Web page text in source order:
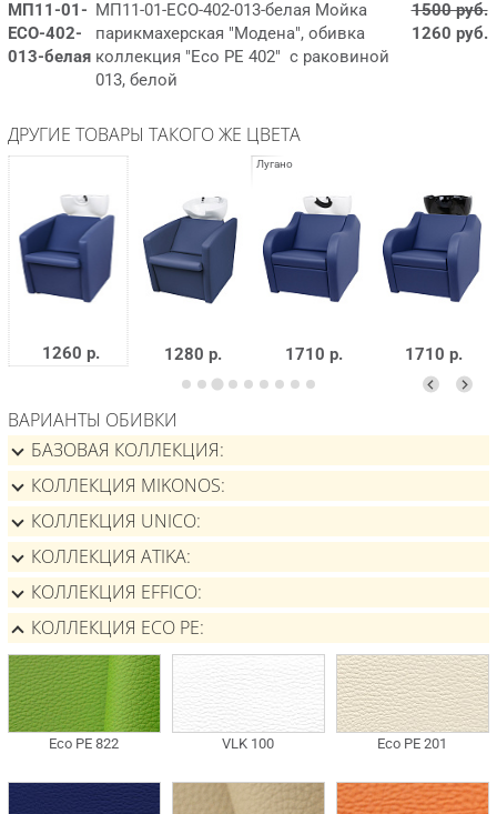
МП11-01-
EСО-402-
013-белая
МП11-01-EСО-402-013-белая Мойка
парикмахерская "Модена", обивка
коллекция "Eco PE 402" с раковиной
013, белой
1500 руб.
1260 руб.
ДРУГИЕ ТОВАРЫ ТАКОГО ЖЕ ЦВЕТА
1260 р. 1280 р. 1710 р. 1710 р.
ВАРИАНТЫ ОБИВКИ
БАЗОВАЯ КОЛЛЕКЦИЯ
КОЛЛЕКЦИЯ MIKONOS
КОЛЛЕКЦИЯ UNICO
КОЛЛЕКЦИЯ ATIKA
КОЛЛЕКЦИЯ EFFICO
КОЛЛЕКЦИЯ ECO PE